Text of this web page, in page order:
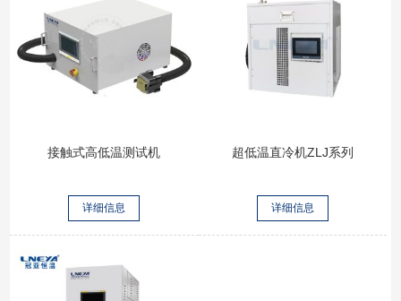
接触式高低温测试机
详细信息
超低温直冷机ZLJ系列
详细信息